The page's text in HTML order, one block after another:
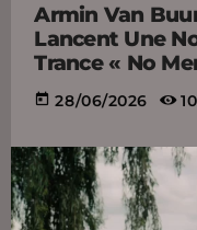
Armin Van
Lancent Une
Trance « No
today 28/06/2026